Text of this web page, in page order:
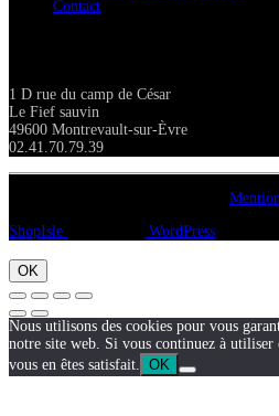
Contact
1 D rue du camp de César
Le Fief sauvin
49600 Montrevault-sur-Èvre
02.41.70.79.39
ShopIsle
WordPress
OK
Nous utilisons des cookies pour vous
notre site web. Si vous continuez à utiliser
vous en êtes satisfait.
OK